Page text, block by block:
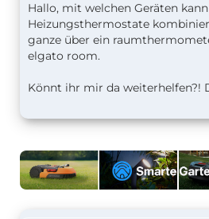
Hallo, mit welchen Geräten
Heizungsthermostate
ganze über ein
elgato room.
Könnt ihr mir da weiterhelfen?!